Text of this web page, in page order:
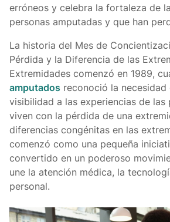
erróneos y celebra la fortaleza de
personas amputadas y que han
La historia del Mes de
Pérdida y la Diferencia de las
Extremidades comenzó en 1989,
amputados reconoció la
visibilidad a las experiencias de las
viven con la pérdida de una
diferencias congénitas en las
comenzó como una pequeña
convertido en un poderoso
une la atención médica, la
personal.